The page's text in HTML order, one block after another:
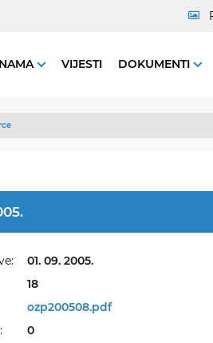
VIJESTI DOKUMENTI
01. 09. 2005.
18
ozp200508.pdf
0